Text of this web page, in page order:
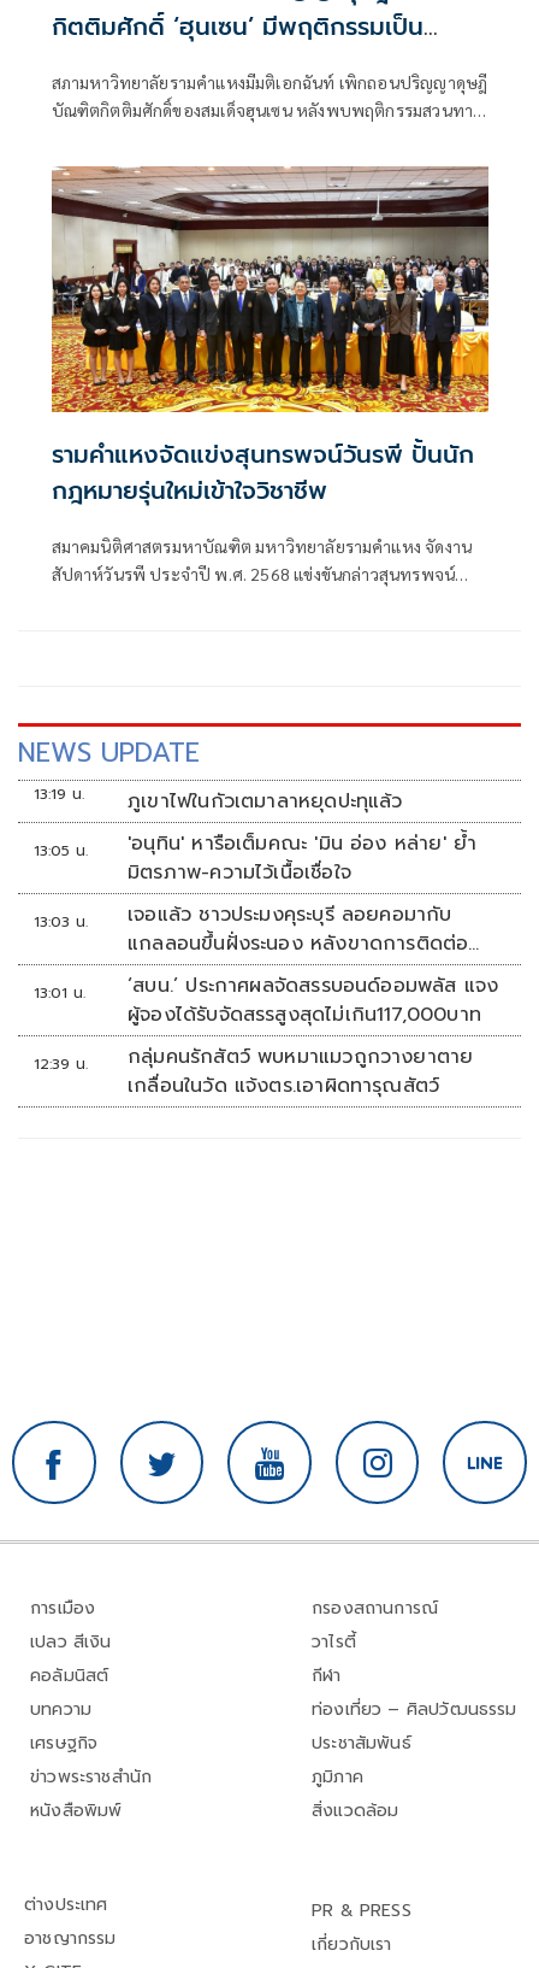
กิตติมศักดิ์ ‘ฮุนเซน’ มีพฤติกรรมเป็น
สภามหาวิทยาลัยรามคำแหงมีมติเอกฉันท์ เพิกถอนปริญญาดุษฎี
บัณฑิตกิตติมศักดิ์ของสมเด็จฮุนเซน หลังพบพฤติกรรมสวนทาง
เจตนารมณ์การมอบปริญญากิตติมศักดิ์
รามคำแหงจัดแข่งสุนทรพจน์วันรพี ปั้นนัก
กฎหมายรุ่นใหม่เข้าใจวิชาชีพ
สมาคมนิติศาสตรมหาบัณฑิต มหาวิทยาลัยรามคำแหง จัดงาน
สัปดาห์วันรพี ประจำปี พ.ศ. 2568 แข่งขันกล่าวสุนทรพจน์
NEWS UPDATE
13:19 น. ภูเขาไฟในกัวเตมาลาหยุดปะทุแล้ว
13:05 น.
'อนุทิน' หารือเต็มคณะ 'มิน อ่อง หล่าย' ย้ำ
มิตรภาพ-ความไว้เนื้อเชื่อใจ
13:03 น.
เจอแล้ว ชาวประมงคุระบุรี ลอยคอมากับ
แกลลอนขึ้นฝั่งระนอง หลังขาดการติดต่อ
หลายวัน
13:01 น.
‘สบน.’ ประกาศผลจัดสรรบอนด์ออมพลัส แจง
ผู้จองได้รับจัดสรรสูงสุดไม่เกิน117,000บาท
12:39 น.
กลุ่มคนรักสัตว์ พบหมาแมวถูกวางยาตาย
เกลื่อนในวัด แจ้งตร.เอาผิดทารุณสัตว์
การเมือง
เปลว สีเงิน
คอลัมนิสต์
บทความ
เศรษฐกิจ
ข่าวพระราชสำนัก
หนังสือพิมพ์
กรองสถานการณ์
วาไรตี้
กีฬา
ท่องเที่ยว – ศิลปวัฒนธรรม
ประชาสัมพันธ์
ภูมิภาค
สิ่งแวดล้อม
ต่างประเทศ
อาชญากรรม
PR & PRESS
เกี่ยวกับเรา